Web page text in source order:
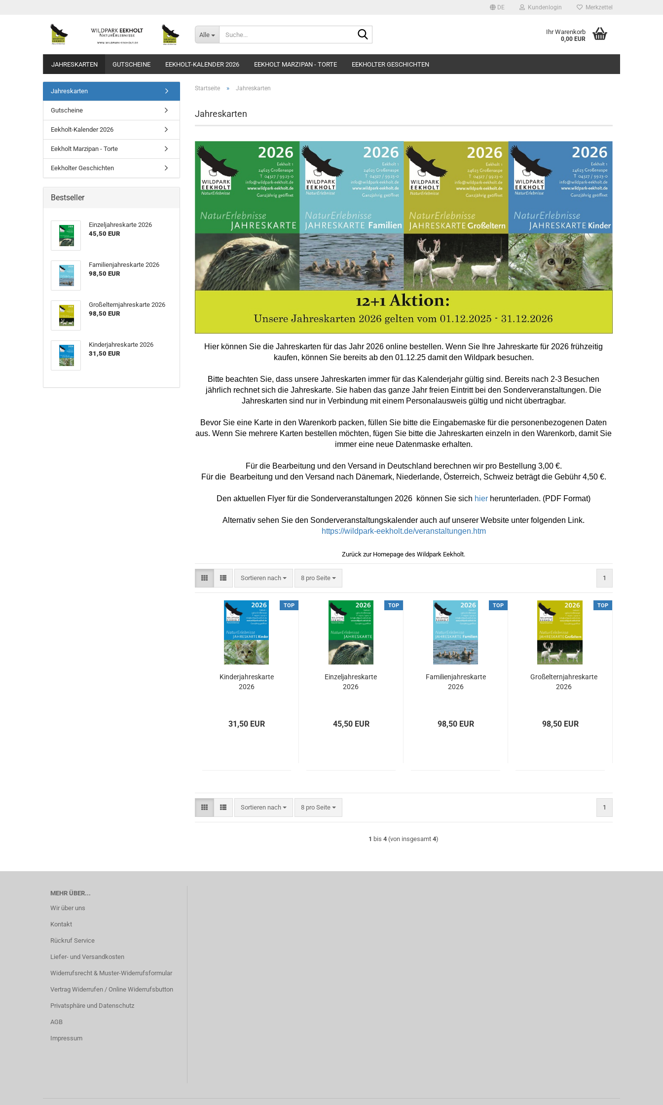
DE Kundenlogin Merkzettel
Alle Ihr Warenkorb
0,00 EUR
JAHRESKARTEN GUTSCHEINE EEKHOLT-KALENDER 2026 EEKHOLT MARZIPAN - TORTE EEKHOLTER GESCHICHTEN
Startseite » Jahreskarten
Jahreskarten
Hier können Sie die Jahreskarten für das Jahr 2026 online bestellen. Wenn Sie Ihre Jahreskarte für 2026 frühzeitig
kaufen, können Sie bereits ab den 01.12.25 damit den Wildpark besuchen.
Bitte beachten Sie, dass unsere Jahreskarten immer für das Kalenderjahr gültig sind. Bereits nach 2-3 Besuchen
jährlich rechnet sich die Jahreskarte. Sie haben das ganze Jahr freien Eintritt bei den Sonderveranstaltungen. Die
Jahreskarten sind nur in Verbindung mit einem Personalausweis gültig und nicht übertragbar.
Bevor Sie eine Karte in den Warenkorb packen, füllen Sie bittedie Eingabemaske für die personenbezogenen Daten
aus. Wenn Sie mehrere Karten bestellen möchten, fügen Sie bitte die Jahreskarten einzeln in den Warenkorb, damit Sie
immer eine neue Datenmaske erhalten.
Für die Bearbeitung und den Versand in Deutschland berechnen wir pro Bestellung 3,00 €.
Für die Bearbeitung und den Versand nach Dänemark, Niederlande, Österreich, Schweiz beträgt die Gebühr 4,50 €.
Den aktuellen Flyer für die Sonderveranstaltungen 2026 können Sie sich hier herunterladen. (PDF Format)
Alternativ sehen Sie den Sonderveranstaltungskalender auch auf unserer Website unter folgenden Link.
https://wildpark-eekholt.de/veranstaltungen.htm
Zurück zur Homepage des Wildpark Eekholt.
Sortieren nach
Sortieren nach 8 pro Seite
pro Seite 1
TOP
Kinderjahreskarte
2026
31,50 EUR
TOP
Einzeljahreskarte
2026
45,50 EUR
TOP
Familienjahreskarte
2026
98,50 EUR
TOP
Großelternjahreskarte
2026
98,50 EUR
Sortieren nach
Sortieren nach 8 pro Seite
pro Seite 1
1 bis4 (von insgesamt4)
Jahreskarten
Gutscheine
Eekholt-Kalender 2026
Eekholt Marzipan - Torte
Eekholter Geschichten
Bestseller
Einzeljahreskarte 2026
45,50 EUR
Familienjahreskarte 2026
98,50 EUR
Großelternjahreskarte 2026
98,50 EUR
Kinderjahreskarte 2026
31,50 EUR
MEHR ÜBER...
Wir über uns
Kontakt
Rückruf Service
Liefer- und Versandkosten
Widerrufsrecht & Muster-Widerrufsformular
Vertrag Widerrufen / Online Widerrufsbutton
Privatsphäre und Datenschutz
AGB
Impressum